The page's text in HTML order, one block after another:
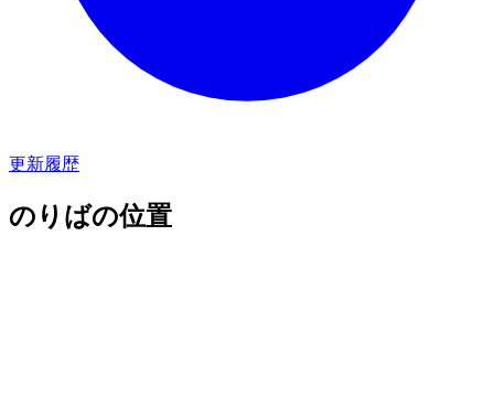
更新履歴
のりばの位置